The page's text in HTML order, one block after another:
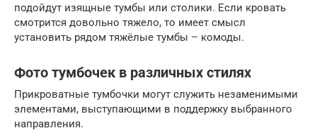
подойдут изящные тумбы или столики. Если кровать
смотрится довольно тяжело, то имеет смысл
установить рядом тяжёлые тумбы – комоды.
Фото тумбочек в различных стилях
Прикроватные тумбочки могут служить незаменимыми
элементами, выступающими в поддержку выбранного
направления.